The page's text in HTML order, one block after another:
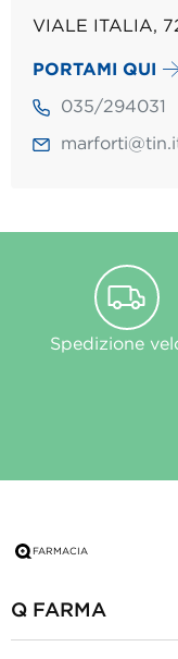
VIALE ITALIA,
PORTAMI QUI
035/294031
Spedizione
Q FARMA